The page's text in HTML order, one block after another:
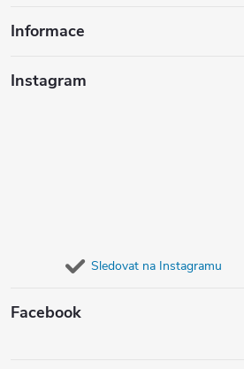
Informace
Instagram
Sledovat na Instagramu
Facebook